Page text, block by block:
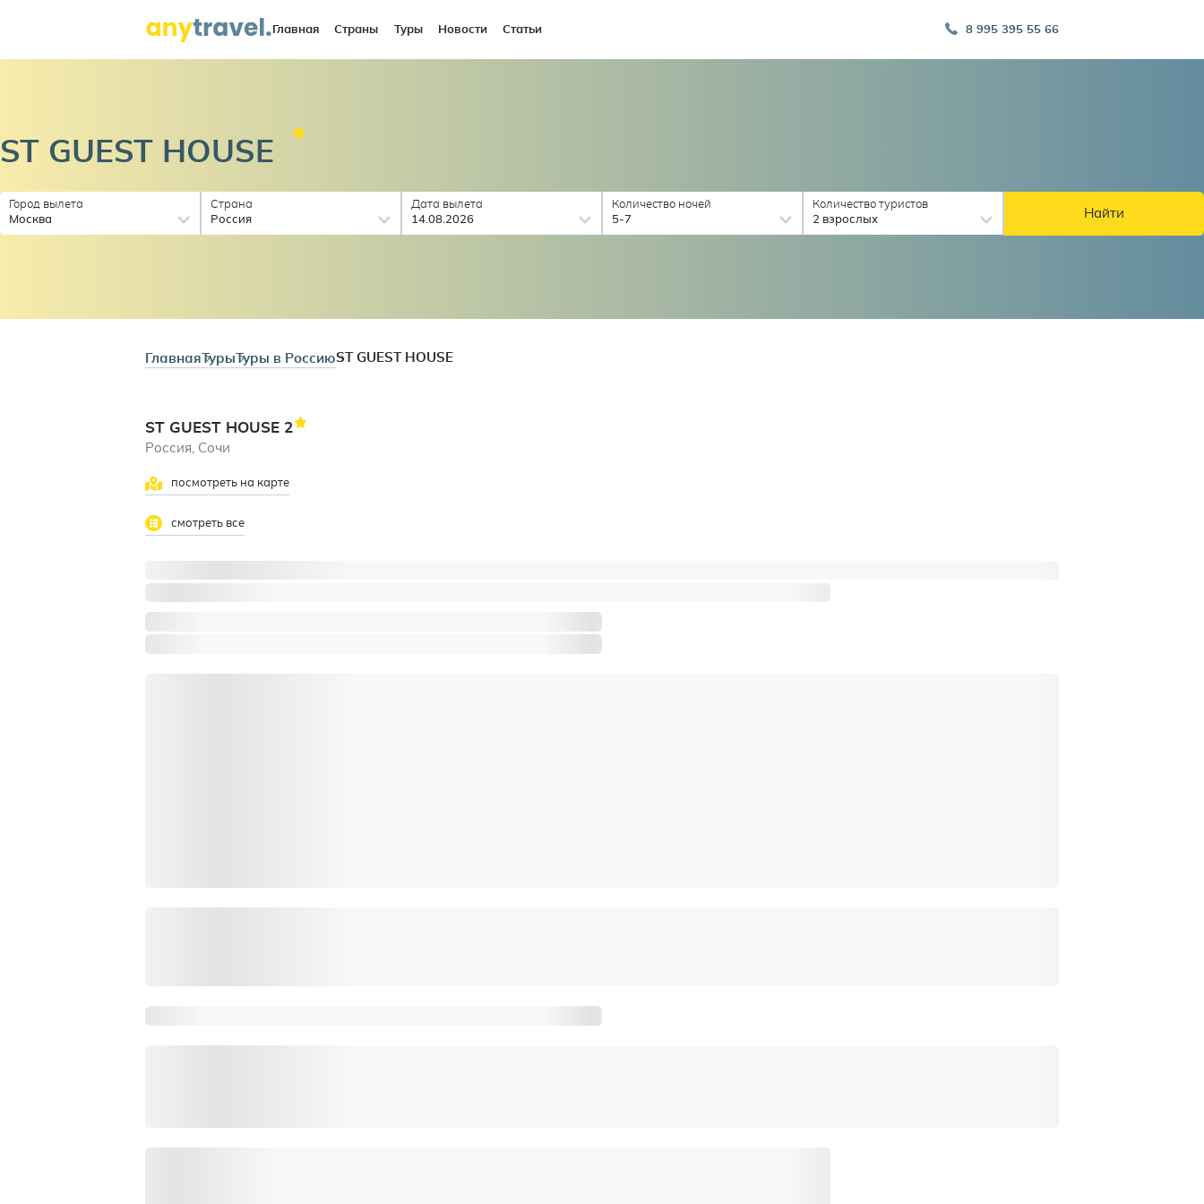
Главная Страны Туры Новости Статьи 8 995 395 55 66
ST GUEST HOUSE
Город вылета
Москва
Страна
Россия
Дата вылета
14.08.2026
Количество ночей
5-7
Количество туристов
2 взрослых
Найти
ГлавнаяТурыТуры в РоссиюST GUEST HOUSE
ST GUEST HOUSE 2
Россия, Сочи
посмотреть на карте
смотреть все